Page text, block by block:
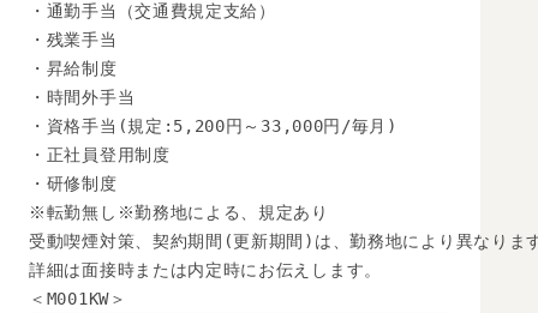
・通勤手当（交通費規定支給）
・残業手当
・昇給制度
・時間外手当
・資格手当(規定:5,200円～33,000円/毎月)
・正社員登用制度
・研修制度
※転勤無し※勤務地による、規定あり
受動喫煙対策、契約期間(更新期間)は、勤務地により異なりま
詳細は面接時または内定時にお伝えします。
＜M001KW＞